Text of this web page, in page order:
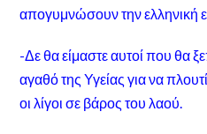
απογυμνώσουν την ελληνική
-Δε θα είμαστε αυτοί που θα
αγαθό της Υγείας για να
οι λίγοι σε βάρος του λαού.